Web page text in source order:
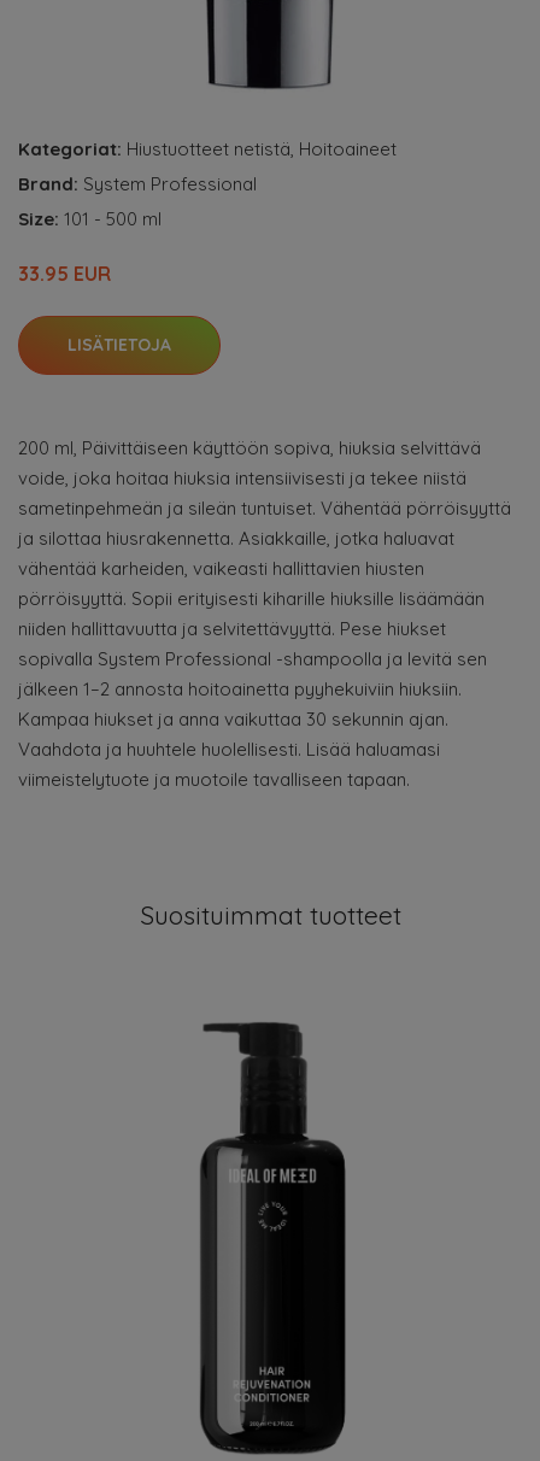
Kategoriat: Hiustuotteet netistä, Hoitoaineet
Brand: System Professional
Size: 101 - 500 ml
33.95 EUR
LISÄTIETOJA
200 ml, Päivittäiseen käyttöön sopiva, hiuksia selvittävä
voide, joka hoitaa hiuksia intensiivisesti ja tekee niistä
sametinpehmeän ja sileän tuntuiset. Vähentää pörröisyyttä
ja silottaa hiusrakennetta. Asiakkaille, jotka haluavat
vähentää karheiden, vaikeasti hallittavien hiusten
pörröisyyttä. Sopii erityisesti kiharille hiuksille lisäämään
niiden hallittavuutta ja selvitettävyyttä. Pese hiukset
sopivalla System Professional -shampoolla ja levitä sen
jälkeen 1–2 annosta hoitoainetta pyyhekuiviin hiuksiin.
Kampaa hiukset ja anna vaikuttaa 30 sekunnin ajan.
Vaahdota ja huuhtele huolellisesti. Lisää haluamasi
viimeistelytuote ja muotoile tavalliseen tapaan.
Suosituimmat tuotteet